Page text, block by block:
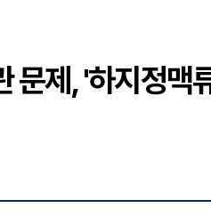
문제, '하지정맥